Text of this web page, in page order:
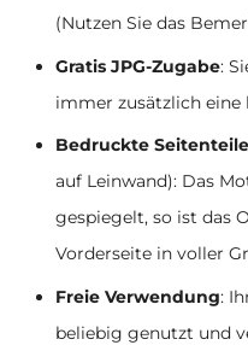
(Nutzen Sie das
Gratis JPG-Zugabe:
immer zusätzlich eine
Bedruckte
auf Leinwand): Das
gespiegelt, so ist das
Vorderseite in voller
Freie Verwendung:
beliebig genutzt und